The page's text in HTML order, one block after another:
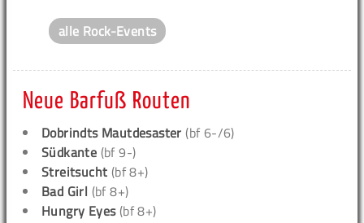
alle Rock-Events
Neue Barfuß Routen
Dobrindts Mautdesaster (bf 6-/6)
Südkante (bf 9-)
Streitsucht (bf 8+)
Bad Girl (bf 8+)
Hungry Eyes(bf 8+)